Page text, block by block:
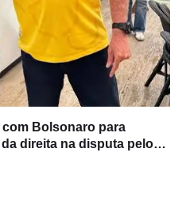
Bolsonaro para
direita na disputa pelo